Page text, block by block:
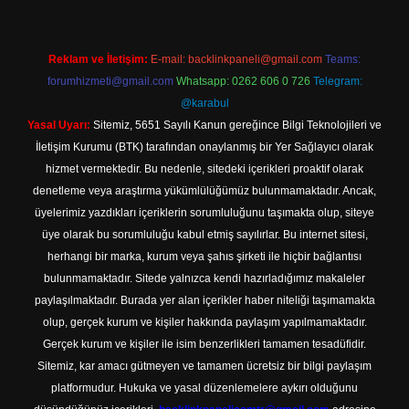
Reklam ve İletişim: E-mail: backlinkpaneli@gmail.com Teams:
forumhizmeti@gmail.com Whatsapp: 0262 606 0 726 Telegram:
@karabul
Yasal Uyarı: Sitemiz, 5651 Sayılı Kanun gereğince Bilgi Teknolojileri ve
İletişim Kurumu (BTK) tarafından onaylanmış bir Yer Sağlayıcı olarak
hizmet vermektedir. Bu nedenle, sitedeki içerikleri proaktif olarak
denetleme veya araştırma yükümlülüğümüz bulunmamaktadır. Ancak,
üyelerimiz yazdıkları içeriklerin sorumluluğunu taşımakta olup, siteye
üye olarak bu sorumluluğu kabul etmiş sayılırlar. Bu internet sitesi,
herhangi bir marka, kurum veya şahıs şirketi ile hiçbir bağlantısı
bulunmamaktadır. Sitede yalnızca kendi hazırladığımız makaleler
paylaşılmaktadır. Burada yer alan içerikler haber niteliği taşımamakta
olup, gerçek kurum ve kişiler hakkında paylaşım yapılmamaktadır.
Gerçek kurum ve kişiler ile isim benzerlikleri tamamen tesadüfidir.
Sitemiz, kar amacı gütmeyen ve tamamen ücretsiz bir bilgi paylaşım
platformudur. Hukuka ve yasal düzenlemelere aykırı olduğunu